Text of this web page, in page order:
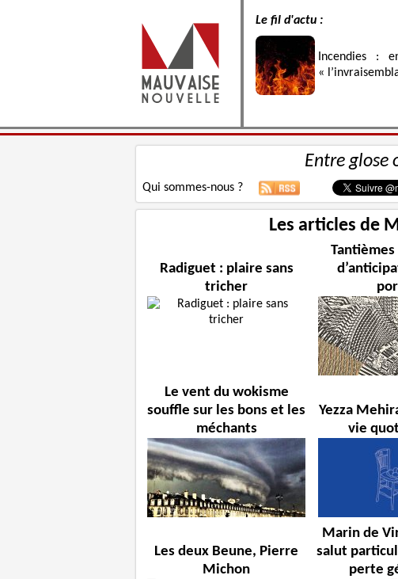
Le fil d'actu :
Incendies :
«
Entre glose
Qui sommes-nous ?
Les articles de
Radiguet : plaire sans
tricher
Le vent du wokisme
souffle sur les bons et les
méchants
Yezza
vie
Les deux Beune, Pierre
Michon
Marin de
salut
perte